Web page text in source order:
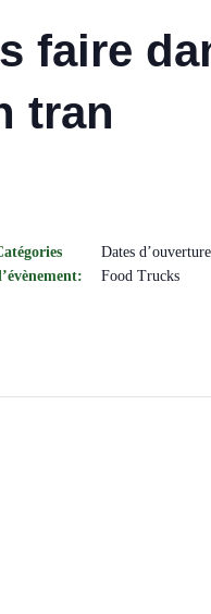
faire
tran
Dates d’ouverture
Food Trucks